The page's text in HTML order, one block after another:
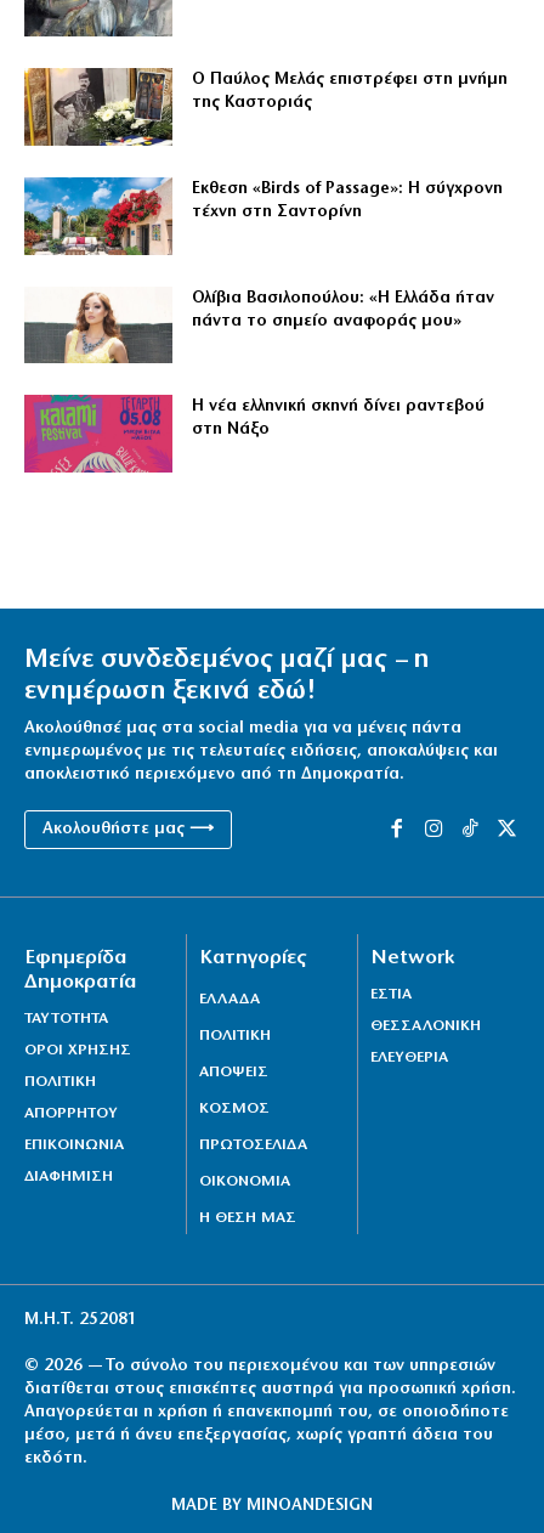
Ο Παύλος Μελάς επιστρέφει στη μνήμη
της Καστοριάς
Εκθεση «Birds of Passage»: Η σύγχρονη
τέχνη στη Σαντορίνη
Ολίβια Βασιλοπούλου: «Η Ελλάδα ήταν
πάντα το σημείο αναφοράς μου»
Η νέα ελληνική σκηνή δίνει ραντεβού
στη Νάξο
Μείνε συνδεδεμένος μαζί μας – η
ενημέρωση ξεκινά εδώ!
Ακολούθησέ μας στα social media για να μένεις πάντα
ενημερωμένος με τις τελευταίες ειδήσεις, αποκαλύψεις και
αποκλειστικό περιεχόμενο από τη Δημοκρατία.
Ακολουθήστε μας ⟶
Εφημερίδα
Δημοκρατία
ΤΑΥΤΟΤΗΤΑ
ΟΡΟΙ ΧΡΗΣΗΣ
ΠΟΛΙΤΙΚΗ
ΑΠΟΡΡΗΤΟΥ
ΕΠΙΚΟΙΝΩΝΙΑ
ΔΙΑΦΗΜΙΣΗ
Κατηγορίες
ΕΛΛΑΔΑ
ΠΟΛΙΤΙΚΗ
ΑΠΟΨΕΙΣ
ΚΟΣΜΟΣ
ΠΡΩΤΟΣΕΛΙΔΑ
ΟΙΚΟΝΟΜΙΑ
Η ΘΕΣΗ ΜΑΣ
Network
ΕΣΤΙΑ
ΘΕΣΣΑΛΟΝΙΚΗ
ΕΛΕΥΘΕΡΙΑ
Μ.Η.Τ. 252081
© 2026 — Το σύνολο του περιεχομένου και των υπηρεσιών
διατίθεται στους επισκέπτες αυστηρά για προσωπική χρήση.
Απαγορεύεται η χρήση ή επανεκπομπή του, σε οποιοδήποτε
μέσο, μετά ή άνευ επεξεργασίας, χωρίς γραπτή άδεια του
εκδότη.
MADE BY MINOANDESIGN